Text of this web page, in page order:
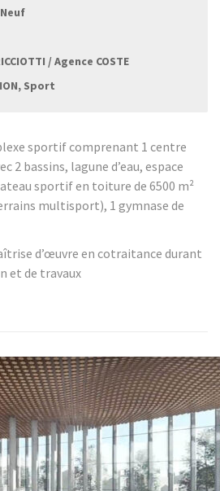
Neuf
/ Agence COSTE
Sport
sportif comprenant 1 centre
2 bassins, lagune d’eau, espace
sportif en toiture de 6500 m²
multisport), 1 gymnase de
d’œuvre en cotraitance durant
et de travaux